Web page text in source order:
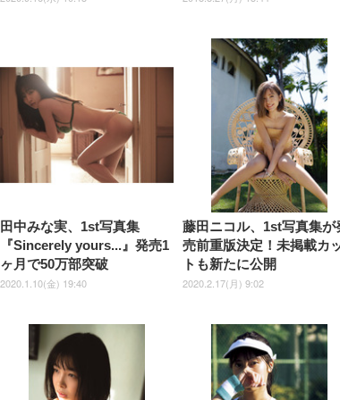
田中みな実、1st写真集
『Sincerely yours...』発売1
ヶ月で50万部突破
2020.1.10(金) 19:40
藤田ニコル、1st写真集が
売前重版決定！未掲載カ
トも新たに公開
2020.2.17(月) 9:02